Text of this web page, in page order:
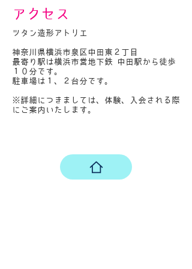
​アクセス
ツタン造形アトリエ
神奈川県横浜市泉区中田東２丁目
最寄り駅は横浜市営地下鉄 中田駅から徒歩
１０分です。
駐車場は１、２台分です。
​※詳細につきましては、体験、入会される際
にご案内いたします。